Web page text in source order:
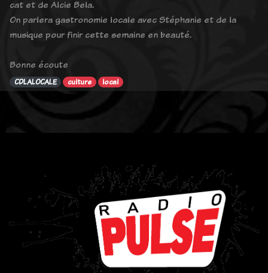
cat et de Alcie Bela.
On parlera gastronomie locale avec Stéphanie et de la
musique pour finir cette semaine en beauté.
Bonne écoute
CDLALOCALE culture local